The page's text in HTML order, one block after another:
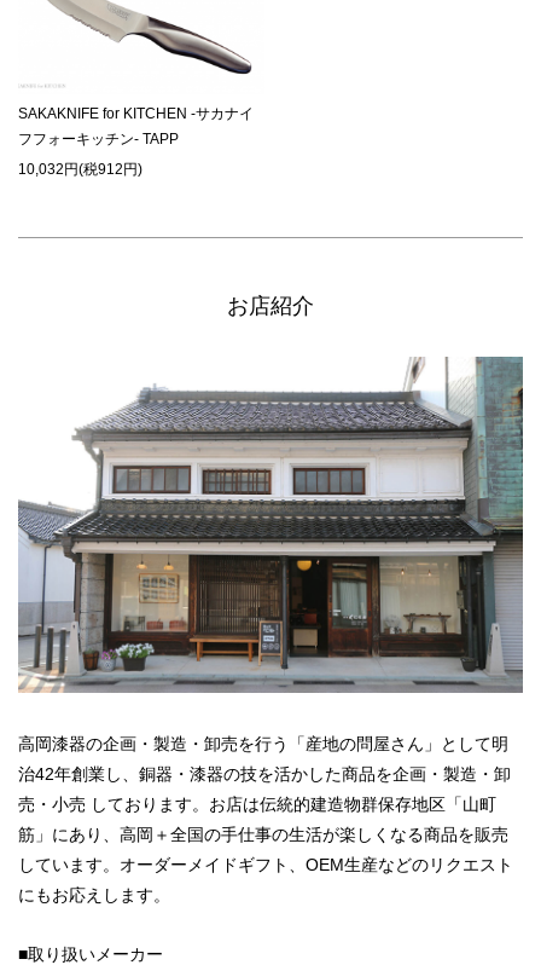
SAKAKNIFE for KITCHEN -サカナイ
フフォーキッチン- TAPP
10,032円(税912円)
お店紹介
高岡漆器の企画・製造・卸売を行う「産地の問屋さん」として明
治42年創業し、銅器・漆器の技を活かした商品を企画・製造・卸
売・小売 しております。お店は伝統的建造物群保存地区「山町
筋」にあり、高岡＋全国の手仕事の生活が楽しくなる商品を販売
しています。オーダーメイドギフト、OEM生産などのリクエスト
にもお応えします。
■取り扱いメーカー